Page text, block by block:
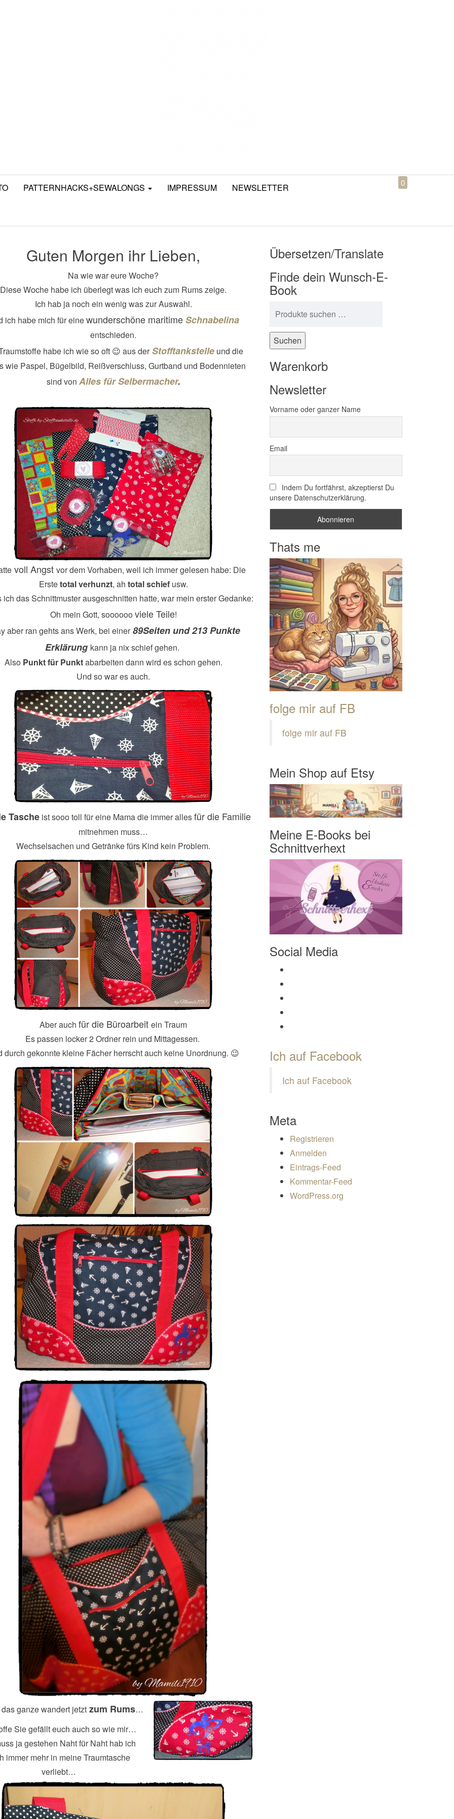
PATTERNHACKS+SEWALONGS IMPRESSUM NEWSLETTER 0
Guten Morgen ihr Lieben,
Na wie war eure Woche?
Diese Woche habe ich überlegt was ich euch zum Rums zeige.
Ich hab ja noch ein wenig was zur Auswahl.
ich habe mich für einewunderschöne maritimeSchnabelina
entschieden.
habe ich wie so oft 😉 aus der Stofftankstelleund die
wie Paspel, Bügelbild, Reißverschluss, Gurtband und Bodennieten
sind von Alles für Selbermacher.
voll Angst vor dem Vorhaben, weil ich immer gelesen habe: Die
Erstetotal verhunzt, ah total schiefusw.
ich das Schnittmuster ausgeschnitten hatte, war mein erster Gedanke:
Oh mein Gott, soooooo viele Teile!
aber ran gehts ans Werk, bei einer 89Seiten und 213 Punkte
Erklärung kann ja nix schief gehen.
Also Punkt für Punktabarbeiten dann wird es schon gehen.
Und so war es auch.
Tasche ist sooo toll für eine Mama die immer allesfür die Familie
mitnehmen muss…
Wechselsachen und Getränke fürs Kind kein Problem.
Aber auchfür die Büroarbeitein Traum
Es passen locker 2 Ordner rein und Mittagessen.
durch gekonnte kleine Fächer herrscht auch keine Unordnung. 😉
ganze wandert jetzt zum Rums…
Sie gefällt euch auch so wie mir…
ja gestehen Naht für Naht hab ich
immer mehr in meine Traumtasche
verliebt…
Übersetzen/Translate
Finde dein Wunsch-E-
Book
Suchen
Warenkorb
Newsletter
Vorname oder ganzer Name
Email
Indem Du fortfährst, akzeptierst Du
unsere Datenschutzerklärung.
Thats me
folge mir auf FB
folge mir auf FB
Mein Shop auf Etsy
Meine E-Books bei
Schnittverhext
Social Media
Ich auf Facebook
Ich auf Facebook
Meta
Registrieren
Anmelden
Eintrags-Feed
Kommentar-Feed
WordPress.org